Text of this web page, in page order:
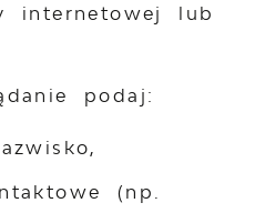
internetowej lub
podaj:
(np.